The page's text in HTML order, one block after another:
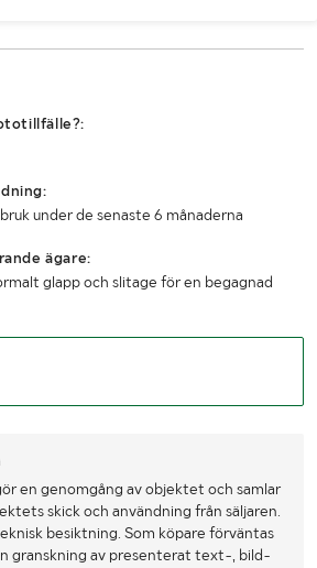
under de senaste 6 månaderna
ägare:
glapp och slitage för en begagnad
en genomgång av objektet och samlar
skick och användning från säljaren.
besiktning. Som köpare förväntas
granskning av presenterat text-, bild-